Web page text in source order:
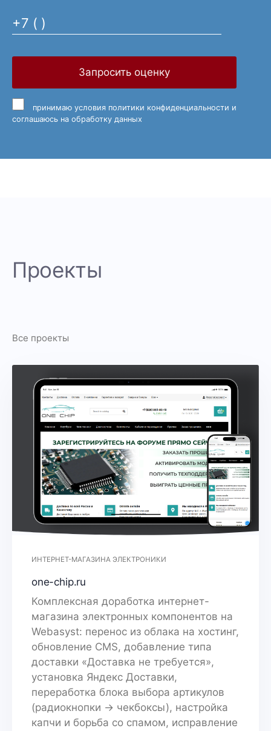
Запросить оценку
принимаю условия политики конфиденциальности и
соглашаюсь на обработку данных
Проекты
Все проекты
ИНТЕРНЕТ-МАГАЗИНА ЭЛЕКТРОНИКИ
one-chip.ru
Комплексная доработка интернет-
магазина электронных компонентов на
Webasyst: перенос из облака на хостинг,
обновление CMS, добавление типа
доставки «Доставка не требуется»,
установка Яндекс Доставки,
переработка блока выбора артикулов
(радиокнопки → чекбоксы), настройка
капчи и борьба со спамом, исправление